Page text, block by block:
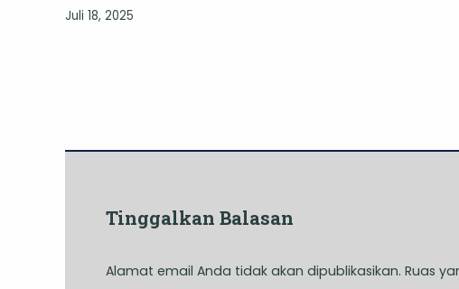
Juli 18, 2025
Tinggalkan Balasan
Alamat email Anda tidak akan dipublikasikan. Ruas